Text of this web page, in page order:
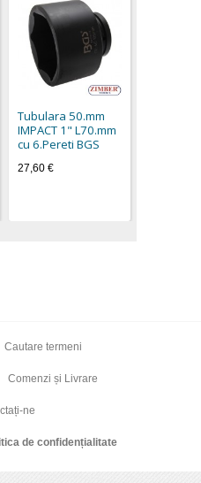
Tubulara 50.mm
IMPACT 1" L70.mm
cu 6.Pereti BGS
27,60 €
Cautare termeni
Comenzi și Livrare
ne
de confidențialitate